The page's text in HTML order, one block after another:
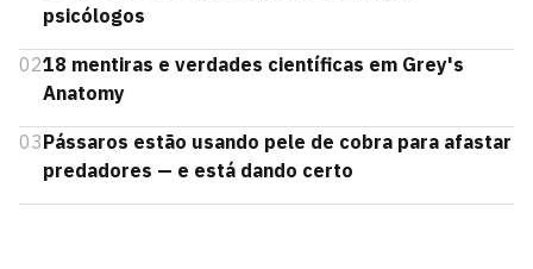
psicólogos
0218 mentiras e verdades científicas em Grey's
Anatomy
03Pássaros estão usando pele de cobra para afastar
predadores — e está dando certo